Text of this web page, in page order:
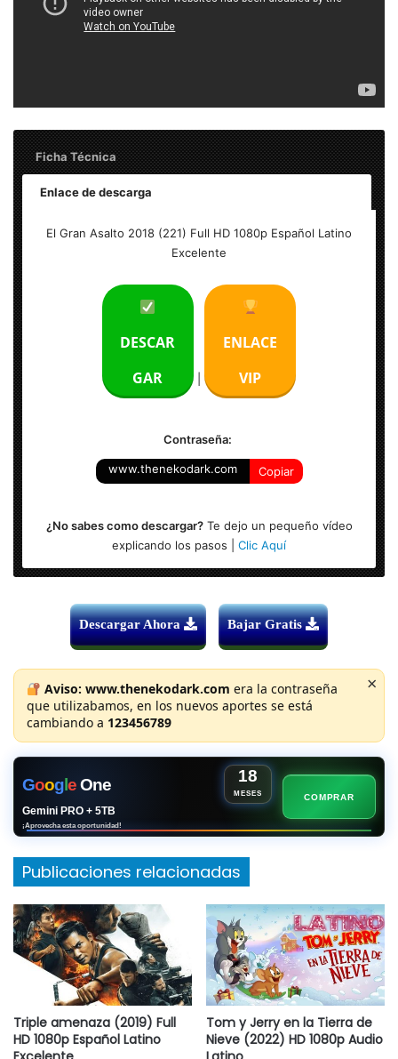
Ficha Técnica
Enlace de descarga
Latino Excelente
Tamaño del archivo: 2.60 GB
El Gran Asalto 2018 (221) Full HD 1080p Español Latino
Excelente
DESCAR
GAR
ENLACE
VIP
Contraseña:
www.thenekodark.com Copiar
¿No sabes como descargar?Te dejo un pequeño vídeo
explicando los pasos | Clic Aquí
Descargar Ahora Bajar Gratis
Aviso: www.thenekodark.com era la contraseña
que utilizabamos, en los nuevos aportes se está
cambiando a 123456789
×
GoogleOne 18
MESES
Gemini PRO + 5TB
¡Aprovecha esta oportunidad!
COMPRAR
Publicaciones relacionadas
Triple amenaza (2019) Full
HD 1080p Español Latino
Tom y Jerry en la Tierra de
Nieve (2022) HD 1080p Audio